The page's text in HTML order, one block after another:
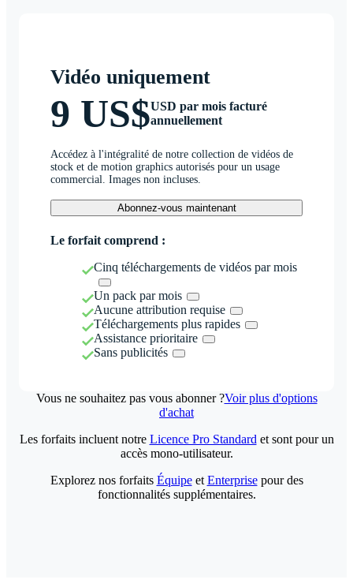
Vidéo uniquement
9 US$USD par mois facturé
annuellement
Accédez à l'intégralité de notre collection de vidéos de
stock et de motion graphics autorisés pour un usage
commercial. Images non incluses.
Abonnez-vous maintenant
Le forfait comprend :
Cinq téléchargements de vidéos par mois
Un pack par mois
Aucune attribution requise
Téléchargements plus rapides
Assistance prioritaire
Sans publicités
Vous ne souhaitez pas vous abonner ?Voir plus d'options
d'achat
Les forfaits incluent notre Licence Pro Standard et sont pour un
accès mono-utilisateur.
Explorez nos forfaits Équipeet Enterprisepour des
fonctionnalités supplémentaires.